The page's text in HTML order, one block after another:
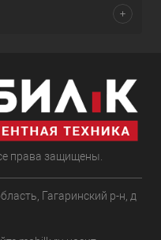
права защищены.
Гагаринский р-н, д